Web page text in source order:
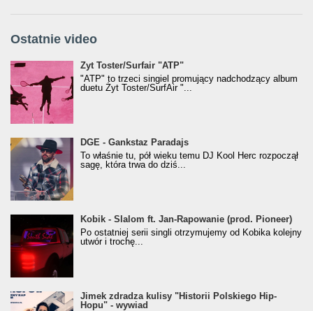
Ostatnie video
Żyt Toster/SurfAir - ATP VIDEO
Żyt Toster/Surfair "ATP"
"ATP" to trzeci singiel promujący nadchodzący album
duetu Żyt Toster/SurfAir "...
donGURALesko z nagrodą za
Klasyczny/Trueschoolowy Album Roku
(Popkillery 2023)
DGE - Gankstaz Paradajs
To właśnie tu, pół wieku temu DJ Kool Herc rozpoczął
sagę, która trwa do dziś...
Kobik - Slalom ft. Jan-Rapowanie (prod. Pioneer)
[Official Music Visualiser]
Kobik - Slalom ft. Jan-Rapowanie (prod. Pioneer)
Po ostatniej serii singli otrzymujemy od Kobika kolejny
utwór i trochę...
Jimek zdradza kulisy "Historii Polskiego Hip-
Hopu" - wywiad
Jimek zdradza kulisy "Historii Polskiego Hip-
Hopu" - wywiad